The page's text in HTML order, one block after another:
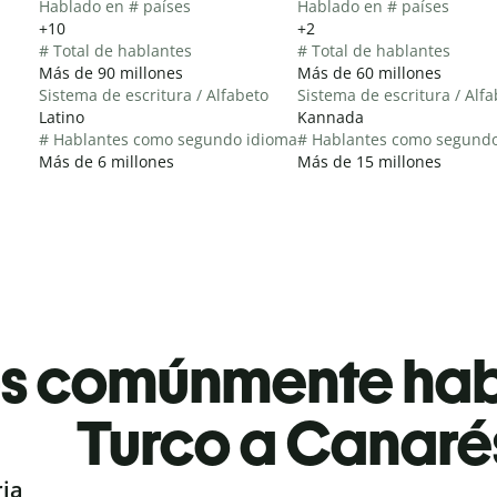
Hablado en # países
+10
# Total de hablantes
Más de 90 millones
Sistema de escritura / Alfabeto
Latino
# Hablantes como segundo idioma
Más de 6 millones
Hablado en # países
+2
# Total de hablantes
Más de 60 millones
Sistema de escritura /
Kannada
# Hablantes como
Más de 15 millones
comúnmente
Turco a